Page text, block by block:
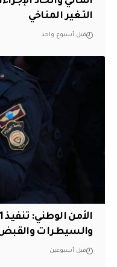
التغير المناخي
قبل أسبوع واحد
والسيطرات والقبض على 29
قبل أسبوعين